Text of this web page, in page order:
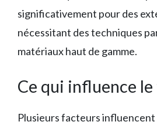
significativement pour des
nécessitant des techniques
matériaux haut de gamme.
Ce qui influence
Plusieurs facteurs